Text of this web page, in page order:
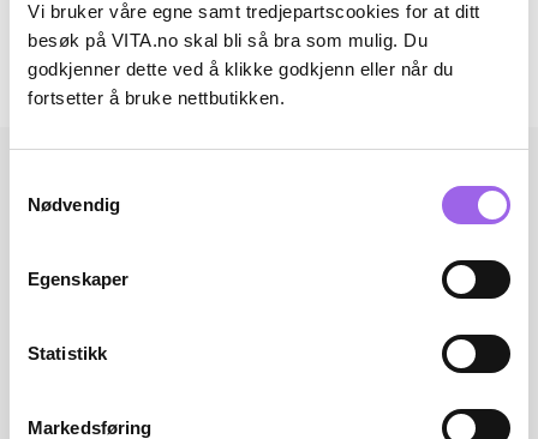
Vi bruker våre egne samt tredjepartscookies for at ditt
besøk på VITA.no skal bli så bra som mulig. Du
godkjenner dette ved å klikke godkjenn eller når du
fortsetter å bruke nettbutikken.
Nødvendig
Egenskaper
Statistikk
Markedsføring
Omtaler
Andre har også kjøpt..